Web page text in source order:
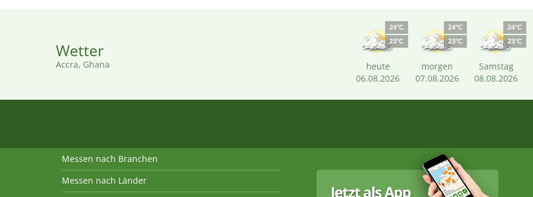
Wetter
Accra, Ghana
24°C
23°C
heute
06.08.2026
24°C
23°C
morgen
07.08.2026
24°C
23°C
Samstag
08.08.2026
Messen nach Branchen
Messen nach Länder